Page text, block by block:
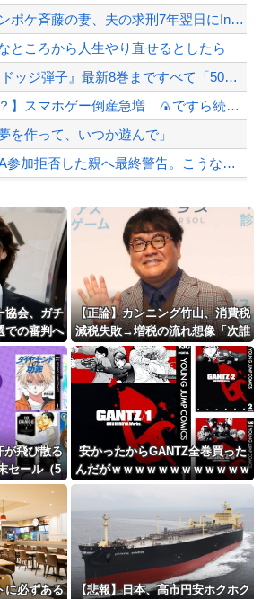
里、逃走ｗｗｗｗｗｗｗｗｗｗｗ
【配信者】「金バエ」のSNS更新が1週間途絶え、様々な憶測が飛び交う。1週間ぶり...
【緊急速報】NYで警官が黒人男性の首を絞め、暴動第二波不可避へ
Powered by livedoor 相互RSS
【悲報】ジャンポケ斉藤の妻、夫の求刑7年翌日にInstagram更新「楽しすぎた...
ところから人生やり直せるとしたら
『炎の闘球女 ドッジ弾子』最新8巻まですべて「50％ポイント還元」セール！3,5...
【次の覇権は？】スマホゲー倒産急増 🍙ですら続くのに…
を作って、いつか遊んで」
PTA会長「PTA参加拒否した親へ最終警告。こうなってもいい？」
らせ
海外「おめでとうタキ！」リヴァプール南野がバースデーゴール！！
Powered by livedoor 相互RSS
協会、ガチ
での審判へ
大騒ぎにｗ
ｗ
【正論】カンニング竹山、消費税
減税失敗→増税の流れ想像「次誰
が総理やりたいと思います？」
が飛び散る
セール（5
ｗｗｗｗ
安かったからGANTZ全巻買った
んだがｗｗｗｗｗｗｗｗｗｗｗｗ
ｗ
に必ずある
【悲報】日本、高市円安ホクホク